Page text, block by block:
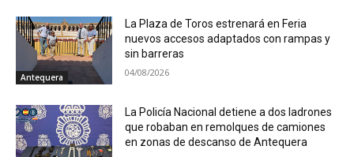
Antequera
La Plaza de Toros estrenará en Feria
nuevos accesos adaptados con rampas y
sin barreras
04/08/2026
La Policía Nacional detiene a dos ladrones
que robaban en remolques de camiones
en zonas de descanso de Antequera